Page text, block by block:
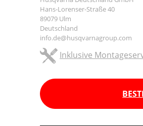
Hans-Lorenser-Straße 40
89079 Ulm
Deutschland
info.de@husqvarnagroup.com
Inklusive